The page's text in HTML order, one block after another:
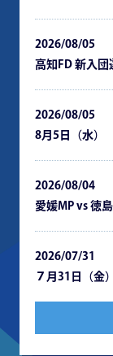
2026/08/05
⾼知FD 新⼊団
2026/08/05
8月5日（水）
2026/08/04
愛媛MP vs 徳
2026/07/31
７月31日（金